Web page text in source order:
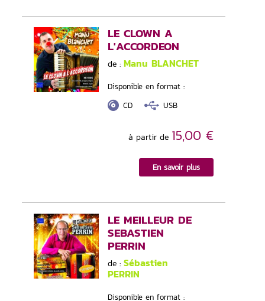
LE CLOWN A
L'ACCORDEON
de : Manu BLANCHET
Disponible en format :
CD
USB
à partir de 15,00 €
En savoir plus
LE MEILLEUR DE
SEBASTIEN
PERRIN
de : Sébastien
PERRIN
Disponible en format :